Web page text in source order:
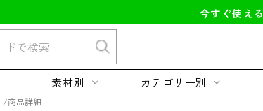
今すぐ使える
素材別 カテゴリー別
商品詳細